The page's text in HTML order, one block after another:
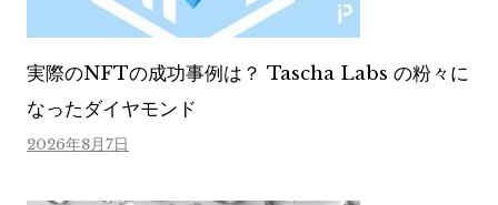
実際のNFTの成功事例は？ Tascha Labs の粉々に
なったダイヤモンド
2026年8月7日